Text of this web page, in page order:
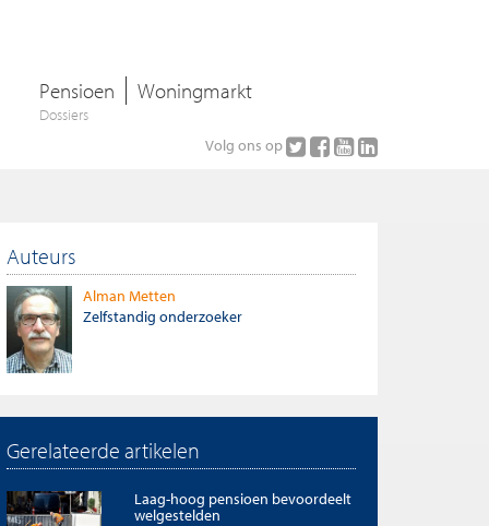
Pensioen Woningmarkt
Dossiers
Volg ons op
Auteurs
Alman Metten
Zelfstandig onderzoeker
Gerelateerde artikelen
Laag-hoog pensioen bevoordeelt
welgestelden